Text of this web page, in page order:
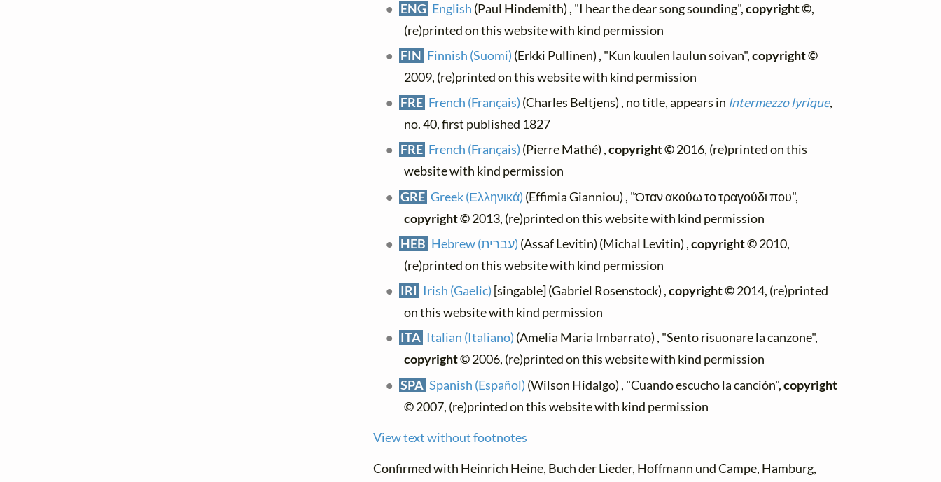
ENG English (Paul Hindemith) , "I hear the dear song sounding",copyright ©,
(re)printed on this website with kind permission
FIN Finnish (Suomi) (Erkki Pullinen) , "Kun kuulen laulun soivan",copyright ©
2009, (re)printed on this website with kind permission
FRE French (Français) (Charles Beltjens) , no title, appears in Intermezzo lyrique,
no. 40, first published 1827
FRE French (Français) (Pierre Mathé) ,copyright ©2016, (re)printed on this
website with kind permission
GRE Greek (Ελληνικά) (Effimia Gianniou) , "Όταν ακούω το τραγούδι που",
copyright ©2013, (re)printed on this website with kind permission
HEB
Hebrew (עברית) (Assaf Levitin) (Michal Levitin) ,copyright ©2010,
(re)printed on this website with kind permission
IRI Irish (Gaelic) [singable] (Gabriel Rosenstock) ,copyright ©2014, (re)printed
on this website with kind permission
ITA Italian (Italiano) (Amelia Maria Imbarrato) , "Sento risuonare la canzone",
copyright ©2006, (re)printed on this website with kind permission
SPA Spanish (Español) (Wilson Hidalgo) , "Cuando escucho la canción",copyright
©2007, (re)printed on this website with kind permission
View text without footnotes
Confirmed with Heinrich Heine, Buch der Lieder, Hoffmann und Campe, Hamburg,